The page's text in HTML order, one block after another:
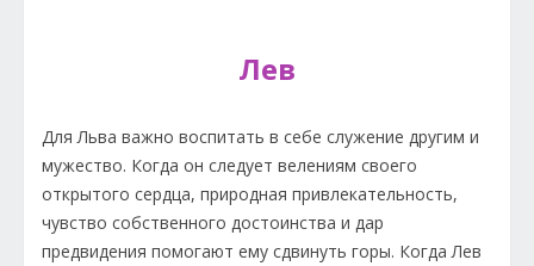
Лев
Для Льва важно воспитать в себе служение другим и
мужество. Когда он следует велениям своего
открытого сердца, природная привлекательность,
чувство собственного достоинства и дар
предвидения помогают ему сдвинуть горы. Когда Лев